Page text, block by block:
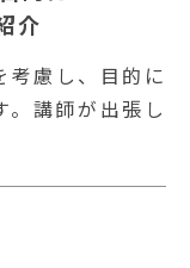
介
考慮し、目的に
。講師が出張し